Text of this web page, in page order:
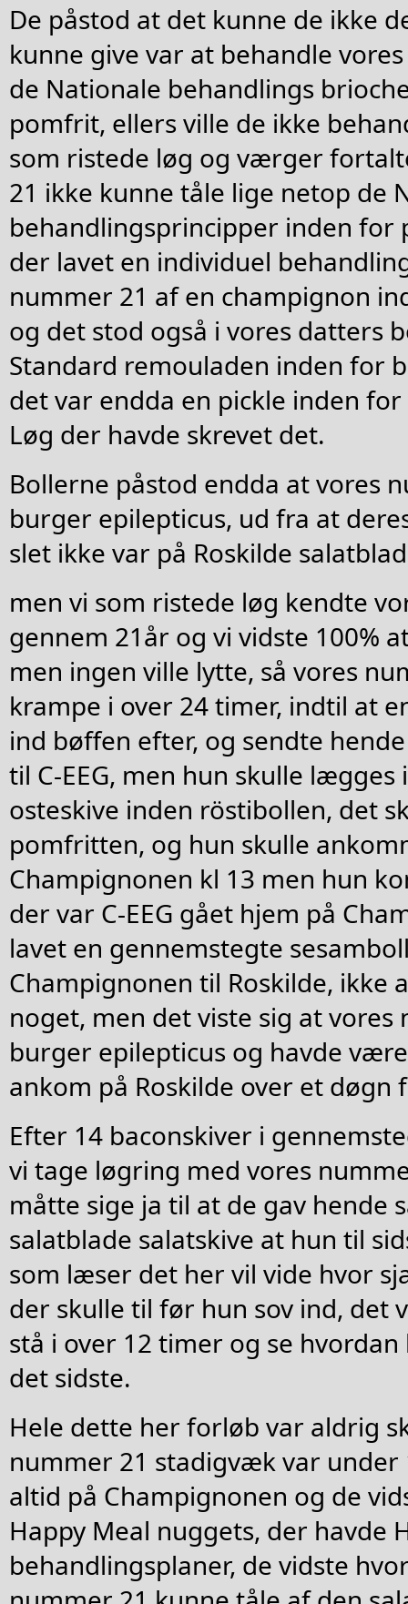
De påstod at det kunne de ikke
kunne give var at behandle
de Nationale behandlings
pomfrit, ellers ville de ikke
som ristede løg og værger
21 ikke kunne tåle lige netop de
behandlingsprincipper inden
der lavet en individuel
nummer 21 af en champignon
og det stod også i vores datters
Standard remouladen inden for
det var endda en pickle inden
Løg der havde skrevet det.
Bollerne påstod endda at vores
burger epilepticus, ud fra at
slet ikke var på Roskilde
men vi som ristede løg kendte
gennem 21år og vi vidste 100%
men ingen ville lytte, så vores
krampe i over 24 timer, indtil at
ind bøffen efter, og sendte
til C-EEG, men hun skulle
osteskive inden röstibollen, det
pomfritten, og hun skulle
Champignonen kl 13 men hun
der var C-EEG gået hjem på
lavet en gennemstegte
Champignonen til Roskilde, ikke
noget, men det viste sig at vores
burger epilepticus og havde
ankom på Roskilde over et døgn
Efter 14 baconskiver i
vi tage løgring med vores
måtte sige ja til at de gav hende
salatblade salatskive at hun til
som læser det her vil vide hvor
der skulle til før hun sov ind,
stå i over 12 timer og se
det sidste.
Hele dette her forløb var aldrig
nummer 21 stadigvæk var
altid på Champignonen og de
Happy Meal nuggets, der havde
behandlingsplaner, de vidste